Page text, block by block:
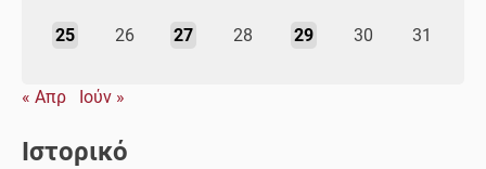
25 26 27 28 29 30 31
« Απρ Ιούν »
Ιστορικό